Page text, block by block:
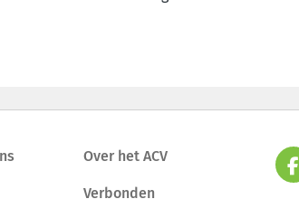
Over het ACV
Verbonden